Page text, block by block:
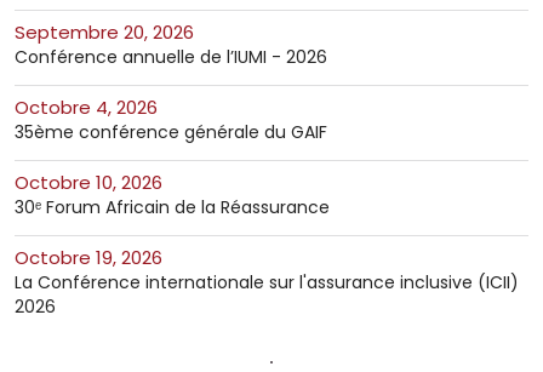
septembre 20, 2026
Conférence annuelle de l’IUMI - 2026
octobre 4, 2026
35ème conférence générale du GAIF
octobre 10, 2026
30ᵉ Forum Africain de la Réassurance
octobre 19, 2026
La Conférence internationale sur l'assurance inclusive (ICII)
2026